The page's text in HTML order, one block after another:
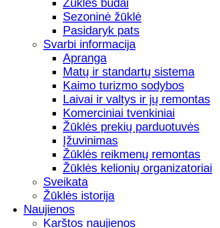
Sezoninė žūklė
Pasidaryk pats
Svarbi informacija
Apranga
Matų ir standartų sistema
Kaimo turizmo sodybos
Laivai ir valtys ir jų remontas
Komerciniai tvenkiniai
Žūklės prekių parduotuvės
Įžuvinimas
Žūklės reikmenų remontas
Žūklės kelionių organizatoriai
Sveikata
Žūklės istorija
Naujienos
Karštos naujienos